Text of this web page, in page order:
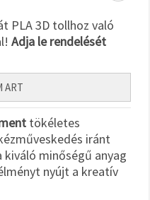
PLA 3D tollhoz való
Adja le rendelését
ART
tökéletes
iránt
kiváló minőségű anyag
nyújt a kreatív